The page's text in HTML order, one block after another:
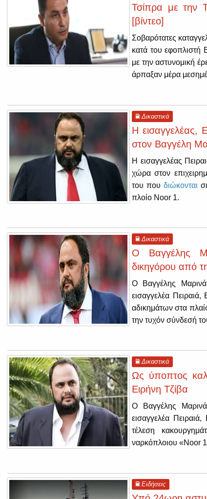
Τσίπρα με την
[βίντεο]
Σοβαρότατες
κατά του
με την αστυνομική
άρπαξαν μέρα
Δικαστικά
Η εισαγγελέας,
στον Βαγγέλη
Η εισαγγελέας
χώρα στον
του που διώκονται
πλοίο Noor 1.
Δικαστικά
Ο Βαγγέλης
δικηγόρου από
Ο Βαγγέλης
εισαγγελέα
αδικημάτων στα
την τυχόν σύνδεσή
Δικαστικά
Ως ύποπτος
Ειρήνη Τζίβα
Ο Βαγγέλης
εισαγγελέα
τέλεση
ναρκόπλοιου «Noor
Ειδήσεις